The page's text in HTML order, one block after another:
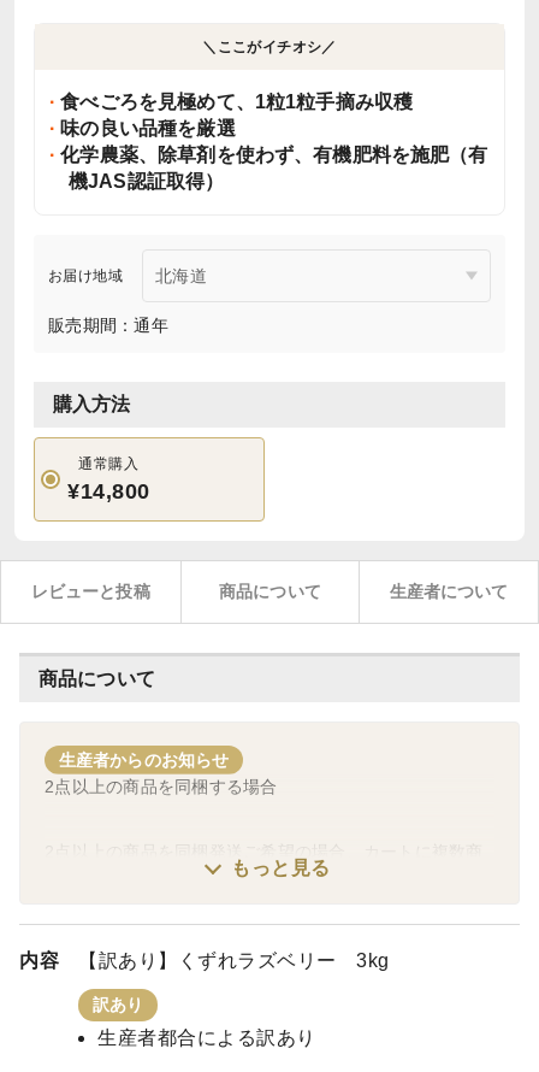
＼ここがイチオシ／
食べごろを見極めて、1粒1粒手摘み収穫
味の良い品種を厳選
化学農薬、除草剤を使わず、有機肥料を施肥（有
機JAS認証取得）
お届け地域
販売期間：通年
購入方法
通常購入
¥14,800
レビューと投稿 商品について 生産者について
商品について
生産者からのお知らせ
2点以上の商品を同梱する場合
2点以上の商品を同梱発送ご希望の場合、カートに複数商
品を入れてご注文下さい もっと見る
内容 【訳あり】くずれラズベリー 3kg
訳あり
生産者都合による訳あり